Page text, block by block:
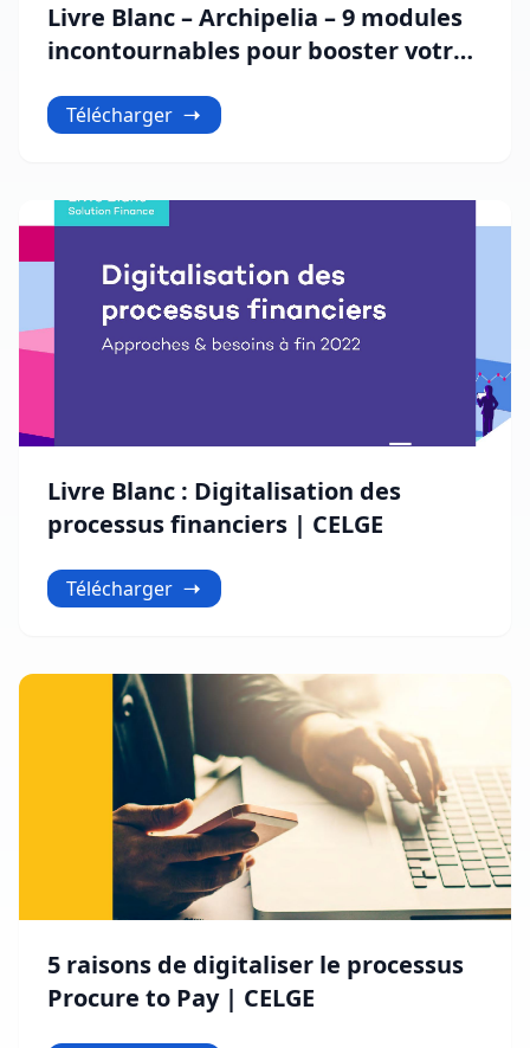
Livre Blanc – Archipelia – 9 modules
incontournables pour booster votre
Télécharger
Livre Blanc : Digitalisation des
processus financiers | CELGE
Télécharger
5 raisons de digitaliser le processus
Procure to Pay | CELGE